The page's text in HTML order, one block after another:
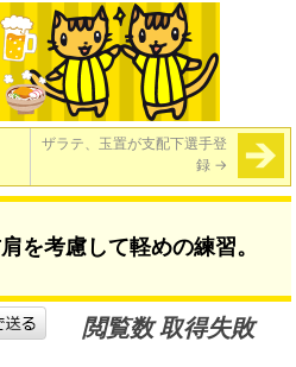
ザラテ、玉置が支配下選手登
録 →
を考慮して軽めの練習。
閲覧数 取得失敗